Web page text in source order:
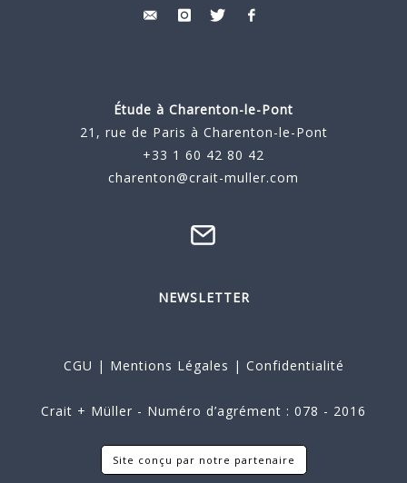
Étude à Charenton-le-Pont
21, rue de Paris à Charenton-le-Pont
+33 1 60 42 80 42
charenton@crait-muller.com
NEWSLETTER
CGU | Mentions Légales | Confidentialité
Crait + Müller - Numéro d’agrément : 078 - 2016
Site conçu par notre partenaire